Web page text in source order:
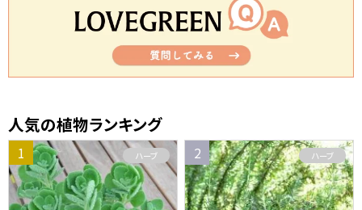
人気の植物ランキング
ハーブ ハーブ